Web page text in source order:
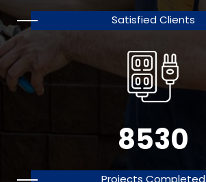
Satisfied Clients
8530
Projects Completed